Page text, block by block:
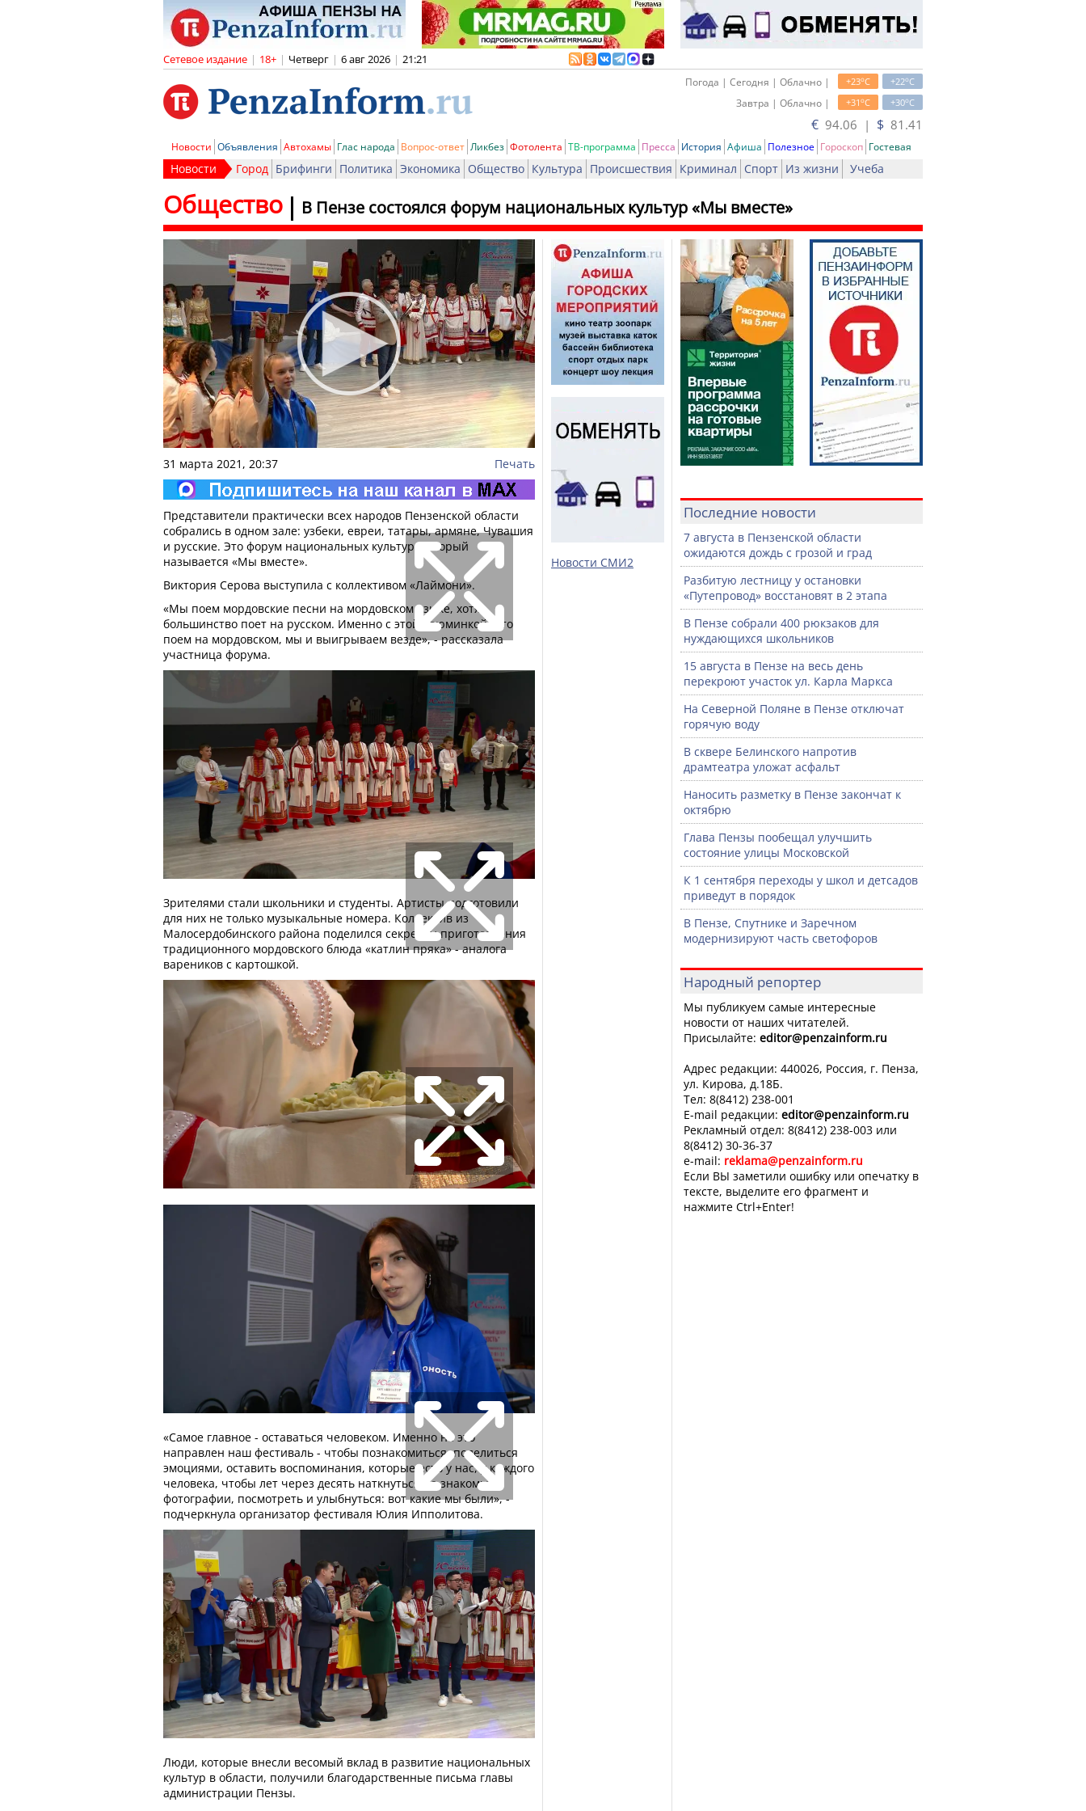
Сетевое издание | 18+ | Четверг | 6 авг 2026 | 21:21
+22oC
+23oC
Погода | Сегодня | Облачно |
+30oC
+31oC
Завтра | Облачно |
€ 94.06 | $ 81.41
Новости Объявления Автохамы Глас народа Вопрос-ответ Ликбез Фотолента ТВ-программа Пресса История Афиша Полезное Гороскоп Гостевая
Новости Город Брифинги Политика Экономика Общество Культура Происшествия Криминал Спорт Из жизни Учеба
В Пензе состоялся форум национальных культур «Мы вместе»
Общество
31 марта 2021, 20:37 Печать
Представители практически всех народов Пензенской области
собрались в одном зале: узбеки, евреи, татары, армяне, Чувашия
и русские. Это форум национальных культур, который
называется «Мы вместе».
Виктория Серова выступила с коллективом «Лаймони».
«Мы поем мордовские песни на мордовском языке, хотя
большинство поет на русском. Именно с этой изюминкой, что
поем на мордовском, мы и выигрываем везде», - рассказала
участница форума.
Зрителями стали школьники и студенты. Артисты подготовили
для них не только музыкальные номера. Коллектив из
Малосердобинского района поделился секретом приготовления
традиционного мордовского блюда «катлин пряка» - аналога
вареников с картошкой.
«Самое главное - оставаться человеком. Именно на это
направлен наш фестиваль - чтобы познакомиться, поделиться
эмоциями, оставить воспоминания, которые есть у нас, у каждого
человека, чтобы лет через десять наткнуться на знакомые
фотографии, посмотреть и улыбнуться: вот какие мы были», -
подчеркнула организатор фестиваля Юлия Ипполитова.
Люди, которые внесли весомый вклад в развитие национальных
культур в области, получили благодарственные письма главы
администрации Пензы.
Новости СМИ2
Последние новости
7 августа в Пензенской области
ожидаются дождь с грозой и град
Разбитую лестницу у остановки
«Путепровод» восстановят в 2 этапа
В Пензе собрали 400 рюкзаков для
нуждающихся школьников
15 августа в Пензе на весь день
перекроют участок ул. Карла Маркса
На Северной Поляне в Пензе отключат
горячую воду
В сквере Белинского напротив
драмтеатра уложат асфальт
Наносить разметку в Пензе закончат к
октябрю
Глава Пензы пообещал улучшить
состояние улицы Московской
К 1 сентября переходы у школ и детсадов
приведут в порядок
В Пензе, Спутнике и Заречном
модернизируют часть светофоров
Народный репортер
Мы публикуем самые интересные
новости от наших читателей.
Присылайте: editor@penzainform.ru
Адрес редакции: 440026, Россия, г. Пенза,
ул. Кирова, д.18Б.
Тел: 8(8412) 238-001
E-mail редакции: editor@penzainform.ru
Рекламный отдел: 8(8412) 238-003 или
8(8412) 30-36-37
e-mail: reklama@penzainform.ru
Если ВЫ заметили ошибку или опечатку в
тексте, выделите его фрагмент и
нажмите Ctrl+Enter!